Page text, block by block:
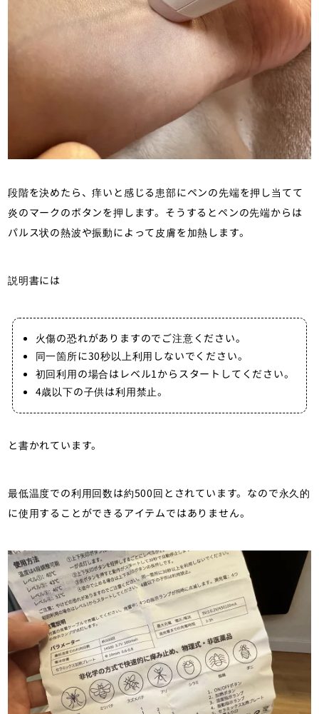
段階を決めたら、痒いと感じる患部にペンの先端を押し当てて
炎のマークのボタンを押します。そうするとペンの先端からは
パルス状の熱波や振動によって皮膚を加熱します。
説明書には
火傷の恐れがありますのでご注意ください。
同一箇所に30秒以上利用しないでください。
初回利用の場合はレベル1からスタートしてください。
4歳以下の子供は利用禁止。
と書かれています。
最低温度での利用回数は約500回とされています。なので永久的
に使用することができるアイテムではありません。